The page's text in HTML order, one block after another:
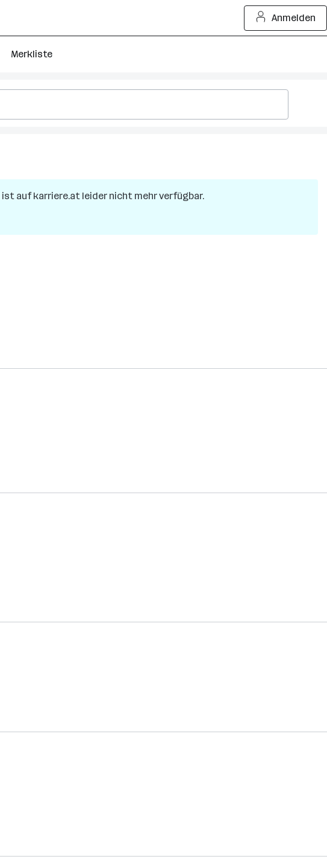
Anmelden
Merkliste
ist auf karriere.at leider nicht mehr verfügbar.